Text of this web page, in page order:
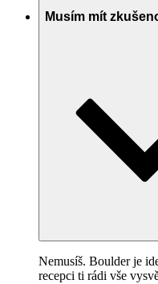
Musím mít
Nemusíš. Boulder je
recepci ti rádi vše